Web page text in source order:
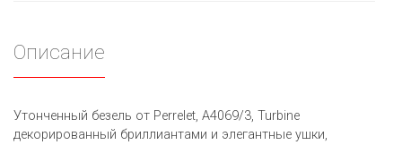
Описание
Утонченный безель от Perrelet, A4069/3, Turbine
декорированный бриллиантами и элегантные ушки,